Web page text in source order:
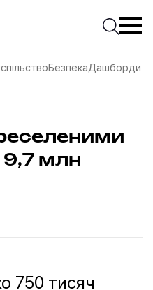
суспільні даніПочати
БезпекаДашборди
млн
750 тисяч